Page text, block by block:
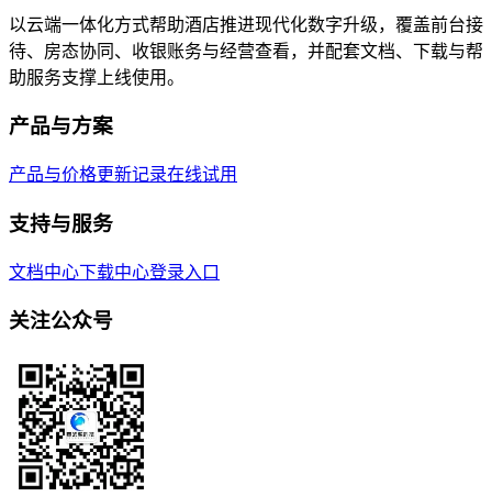
以云端一体化方式帮助酒店推进现代化数字升级，覆盖前台接
待、房态协同、收银账务与经营查看，并配套文档、下载与帮
助服务支撑上线使用。
产品与方案
产品与价格更新记录在线试用
支持与服务
文档中心下载中心登录入口
关注公众号